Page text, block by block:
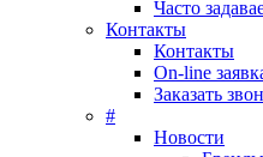
Часто
Контакты
Контакты
On-line
Заказать
#
Новости